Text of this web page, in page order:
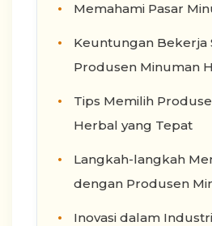
Memahami Pasar
Keuntungan Bekerja
Produsen Minuman
Tips Memilih
Herbal yang Tepat
Langkah-langkah
dengan Produsen
Inovasi dalam